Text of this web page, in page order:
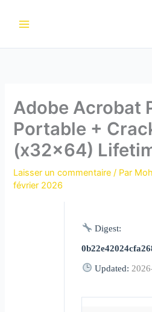
Adobe Acrobat
Portable +
(x32x64)
Laisser un commentaire / Par
février 2026
Digest:
Updated: